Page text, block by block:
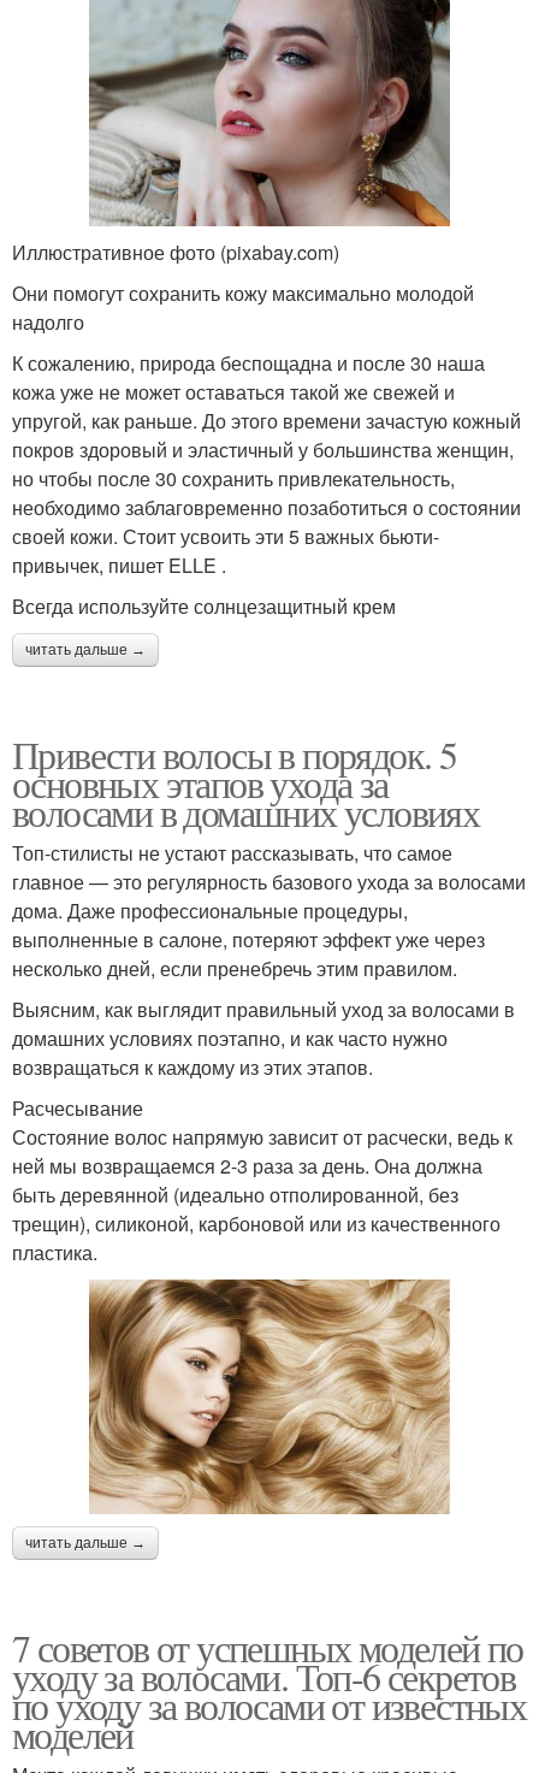
Иллюстративное фото (pixabay.com)
Они помогут сохранить кожу максимально молодой
надолго
К сожалению, природа беспощадна и после 30 наша
кожа уже не может оставаться такой же свежей и
упругой, как раньше. До этого времени зачастую кожный
покров здоровый и эластичный у большинства женщин,
но чтобы после 30 сохранить привлекательность,
необходимо заблаговременно позаботиться о состоянии
своей кожи. Стоит усвоить эти 5 важных бьюти-
привычек, пишет ELLE .
Всегда используйте солнцезащитный крем
читать дальше →
Привести волосы в порядок. 5
основных этапов ухода за
волосами в домашних условиях
Топ-стилисты не устают рассказывать, что самое
главное — это регулярность базового ухода за волосами
дома. Даже профессиональные процедуры,
выполненные в салоне, потеряют эффект уже через
несколько дней, если пренебречь этим правилом.
Выясним, как выглядит правильный уход за волосами в
домашних условиях поэтапно, и как часто нужно
возвращаться к каждому из этих этапов.
Расчесывание
Состояние волос напрямую зависит от расчески, ведь к
ней мы возвращаемся 2-3 раза за день. Она должна
быть деревянной (идеально отполированной, без
трещин), силиконой, карбоновой или из качественного
пластика.
читать дальше →
7 советов от успешных моделей по
уходу за волосами. Топ-6 секретов
по уходу за волосами от известных
моделей